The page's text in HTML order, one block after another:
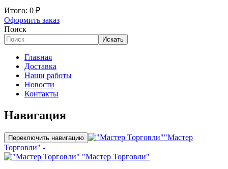
Итого: 0 ₽
Оформить заказ
Поиск
Искать
Главная
Доставка
Наши работы
Новости
Контакты
Навигация
Переключить навигацию
"Мастер
Торговли" -
"Мастер Торговли"